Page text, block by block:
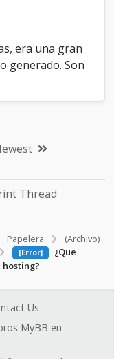
era una gran
generado. Son
Thread
Papelera
(Archivo)
[Error]
¿Que
Us
MyBB en